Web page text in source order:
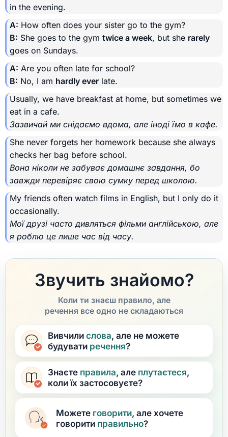
in the evening.
A: How often does your sister go to the gym?
B: She goes to the gym twice a week, but she rarely
goes on Sundays.
A: Are you often late for school?
B: No, I am hardly ever late.
Usually, we have breakfast at home, but sometimes we
eat in a cafe.
Зазвичай ми снідаємо вдома, але іноді їмо в кафе.
She never forgets her homework because she always
checks her bag before school.
Вона ніколи не забуває домашнє завдання, бо
завжди перевіряє свою сумку перед школою.
My friends often watch films in English, but I only do it
occasionally.
Мої друзі часто дивляться фільми англійською, але
я роблю це лише час від часу.
Звучить знайомо?
Коли ти знаєш правило, але
речення все одно не складаються
Вивчилислова, але не можете
будувати речення?
Знаєте правила, але плутаєтеся,
коли їх застосовуєте?
Можете говорити, але хочете
говорити правильно?